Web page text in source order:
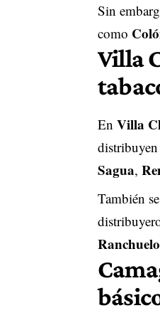
Sin
como
Villa
En Villa
distribuyen
Sagua,
También
Ranchuelo